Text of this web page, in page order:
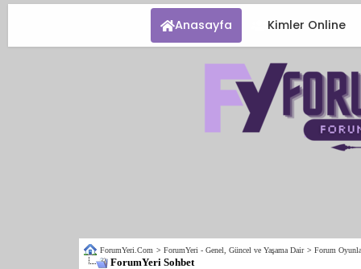
Anasayfa Kimler Online
ForumYeri.Com > ForumYeri - Genel, Güncel ve Yaşama Dair > Forum
ForumYeri Sohbet